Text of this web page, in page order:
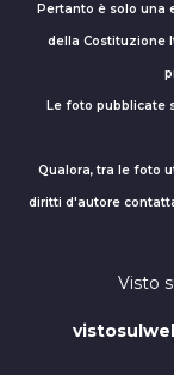
Pertanto è solo una
della Costituzione
Le foto pubblicate
Qualora, tra le foto
diritti d'autore
Visto